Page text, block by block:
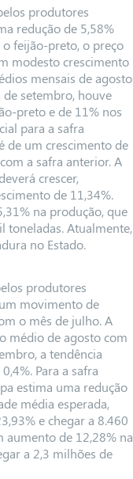
produtores
redução de 5,58%
o feijão-preto, o preço
modesto crescimento
mensais de agosto
setembro, houve
preto e de 11% nos
para a safra
de um crescimento de
a safra anterior. A
crescer,
de 11,34%.
na produção, que
toneladas. Atualmente,
no Estado.
produtores
movimento de
o mês de julho. A
médio de agosto com
a tendência
Para a safra
estima uma redução
média esperada,
e chegar a 8.460
aumento de 12,28% na
a 2,3 milhões de